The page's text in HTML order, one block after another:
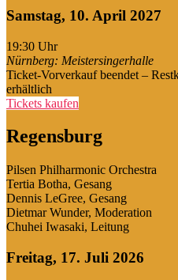
Samstag, 10. April 2027
19:30 Uhr
Nürnberg: Meistersingerhalle
Ticket-Vorverkauf beendet –
erhältlich
Tickets kaufen
Regensburg
Pilsen Philharmonic Orchestra
Tertia Botha, Gesang
Dennis LeGree, Gesang
Dietmar Wunder, Moderation
Chuhei Iwasaki, Leitung
Freitag, 17. Juli 2026